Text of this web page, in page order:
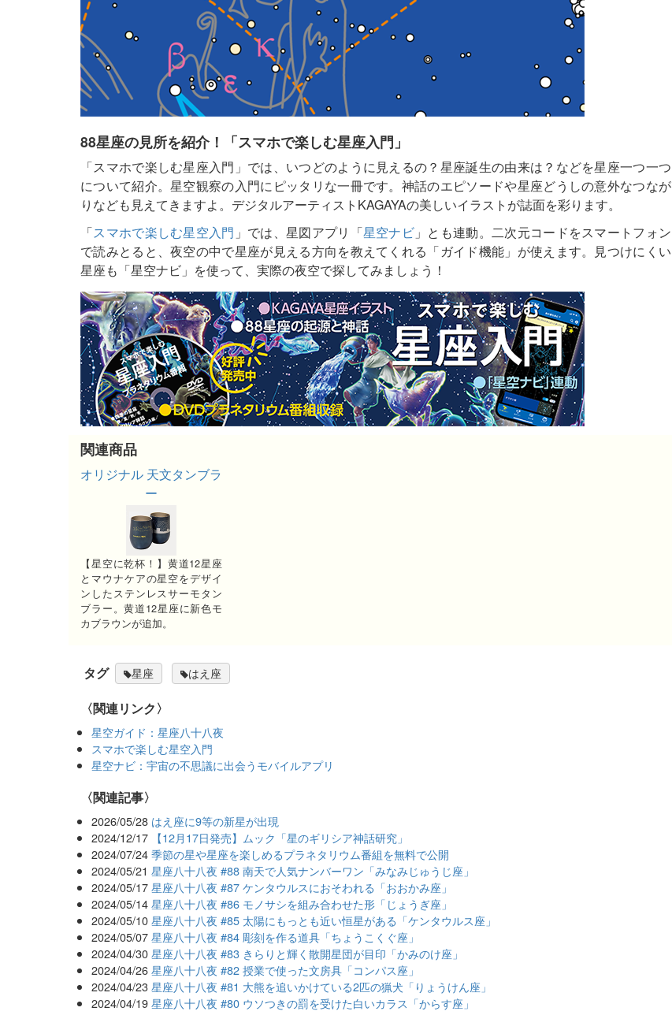
88星座の見所を紹介！「スマホで楽しむ星座入門」
「スマホで楽しむ星座入門」では、いつどのように見えるの？星座誕生の由来は？などを星座一つ一つ
について紹介。星空観察の入門にピッタリな一冊です。神話のエピソードや星座どうしの意外なつなが
りなども見えてきますよ。デジタルアーティストKAGAYAの美しいイラストが誌面を彩ります。
「スマホで楽しむ星空入門 」では、星図アプリ「星空ナビ 」とも連動。二次元コードをスマートフォン
で読みとると、夜空の中で星座が見える方向を教えてくれる「ガイド機能」が使えます。見つけにくい
星座も「星空ナビ」を使って、実際の夜空で探してみましょう！
関連商品
オリジナル 天文タンブラ
ー
【星空に乾杯！】黄道12星座
とマウナケアの星空をデザイ
ンしたステンレスサーモタン
ブラー。黄道12星座に新色モ
カブラウンが追加。
タグ 星座 はえ座
〈関連リンク〉
星空ガイド：星座八十八夜
スマホで楽しむ星空入門
星空ナビ：宇宙の不思議に出会うモバイルアプリ
関連記事
2026/05/28 はえ座に9等の新星が出現
2024/12/17 【12月17日発売】ムック「星のギリシア神話研究」
2024/07/24 季節の星や星座を楽しめるプラネタリウム番組を無料で公開
2024/05/21 星座八十八夜 #88 南天で人気ナンバーワン「みなみじゅうじ座」
2024/05/17 星座八十八夜 #87 ケンタウルスにおそわれる「おおかみ座」
2024/05/14 星座八十八夜 #86 モノサシを組み合わせた形「じょうぎ座」
2024/05/10 星座八十八夜 #85 太陽にもっとも近い恒星がある「ケンタウルス座」
2024/05/07 星座八十八夜 #84 彫刻を作る道具「ちょうこくぐ座」
2024/04/30 星座八十八夜 #83 きらりと輝く散開星団が目印「かみのけ座」
2024/04/26 星座八十八夜 #82 授業で使った文房具「コンパス座」
2024/04/23 星座八十八夜 #81 大熊を追いかけている2匹の猟犬「りょうけん座」
2024/04/19 星座八十八夜 #80 ウソつきの罰を受けた白いカラス「からす座」